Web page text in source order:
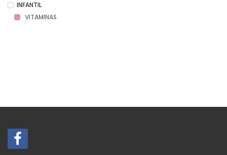
INFANTIL
VITAMINAS